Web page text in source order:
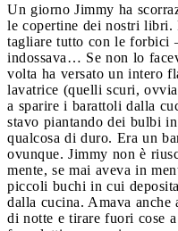
Un giorno Jimmy ha
le copertine dei nostri libri.
tagliare tutto con le forbici
indossava… Se non lo
volta ha versato un intero
lavatrice (quelli scuri,
a sparire i barattoli dalla
stavo piantando dei bulbi
qualcosa di duro. Era un
ovunque. Jimmy non è
mente, se mai aveva in
piccoli buchi in cui
dalla cucina. Amava anche
di notte e tirare fuori cose